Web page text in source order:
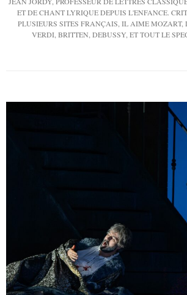
ET DE CHANT LYRIQUE DEPUIS L'ENFANCE.
PLUSIEURS SITES FRANÇAIS, IL AIME MOZART,
VERDI, BRITTEN, DEBUSSY, ET TOUT LE